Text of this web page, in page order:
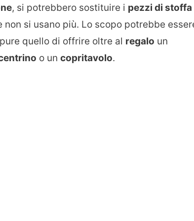
, si potrebbero sostituire i pezzi di stoffa
non si usano più. Lo scopo potrebbe
quello di offrire oltre al regalo un
o un copritavolo.